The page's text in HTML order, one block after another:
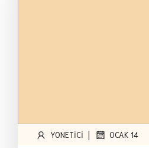
YONETICI | OCAK 14